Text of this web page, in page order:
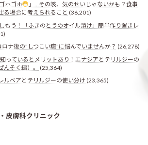
ホゴホ
」…その咳、気のせいじゃないかも？食事
る場合に考えられること (36,201)
もう！「ふきのとうのオイル漬け」簡単作り置きレ
ロナ後の"しつこい痰"に悩んでいませんか？ (26,278)
っているとメリットあり！エナジアとテリルジーの
そく編）。
(25,364)
ルベアとテリルジーの使い分け (23,365)
皮膚科クリニック